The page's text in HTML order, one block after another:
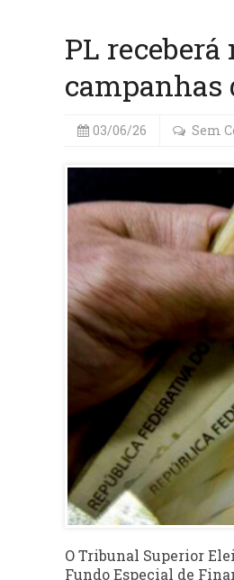
PL
campanhas
03/06/26 Sem
O Tribunal Superior
Fundo Especial de